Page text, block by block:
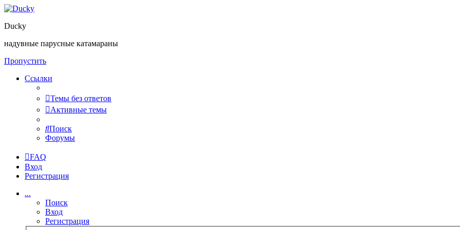
Ducky
надувные парусные катамараны
Пропустить
Ссылки
Темы без ответов
Активные темы
Поиск
Форумы
FAQ
Вход
Регистрация
...
Поиск
Вход
Регистрация